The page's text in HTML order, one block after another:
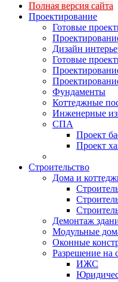
Полная версия сайта
Проектирование
Готовые
Дизайн
Готовые
Фундаменты
Коттеджные
Инженерные
СПА
Проект
Проект
Строительство
Дома и
Демонтаж
Модульные
Оконные
Разрешение на
ИЖС